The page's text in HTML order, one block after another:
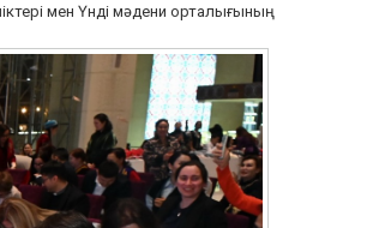
мен Үнді мәдени орталығының